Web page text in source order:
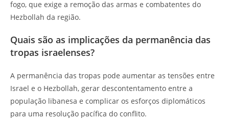
fogo, que exige a remoção das armas e combatentes do
Hezbollah da região.
Quais são as implicações da permanência das
tropas israelenses?
A permanência das tropas pode aumentar as tensões entre
Israel e o Hezbollah, gerar descontentamento entre a
população libanesa e complicar os esforços diplomáticos
para uma resolução pacífica do conflito.